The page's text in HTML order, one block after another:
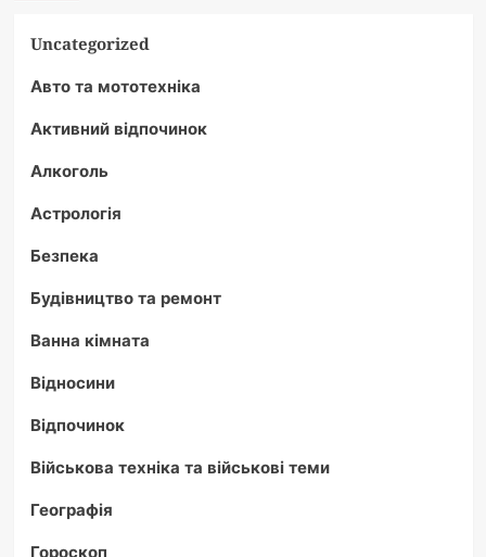
Uncategorized
Авто та мототехніка
Активний відпочинок
Алкоголь
Астрологія
Безпека
Будівництво та ремонт
Ванна кімната
Відносини
Відпочинок
Військова техніка та військові теми
Географія
Гороскоп